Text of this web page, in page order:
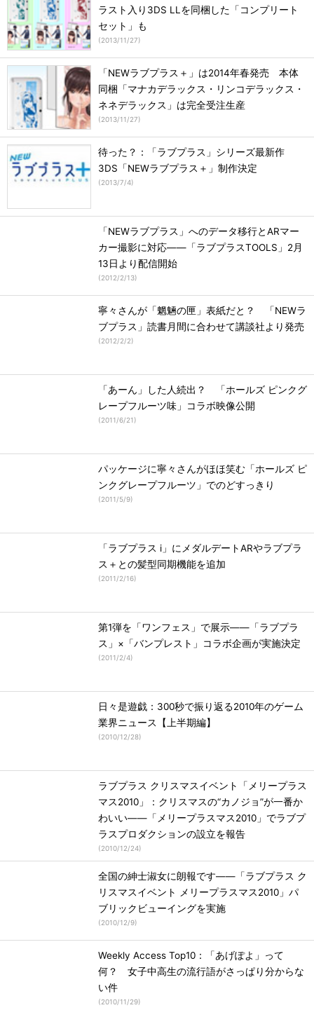
ラスト入り3DS LLを同梱した「コンプリート
セット」も
(2013/11/27)
「NEWラブプラス＋」は2014年春発売 本体
同梱「マナカデラックス・リンコデラックス・
ネネデラックス」は完全受注生産
(2013/11/27)
待った？：「ラブプラス」シリーズ最新作
3DS「NEWラブプラス＋」制作決定
(2013/7/4)
「NEWラブプラス」へのデータ移行とARマー
カー撮影に対応――「ラブプラスTOOLS」2月
13日より配信開始
(2012/2/13)
寧々さんが「魍魎の匣」表紙だと？ 「NEWラ
ブプラス」読書月間に合わせて講談社より発売
(2012/2/2)
「あーん」した人続出？ 「ホールズ ピンクグ
レープフルーツ味」コラボ映像公開
(2011/6/21)
パッケージに寧々さんがほほ笑む「ホールズ ピ
ンクグレープフルーツ」でのどすっきり
(2011/5/9)
「ラブプラス i」にメダルデートARやラブプラ
ス＋との髪型同期機能を追加
(2011/2/16)
第1弾を「ワンフェス」で展示――「ラブプラ
ス」×「バンプレスト」コラボ企画が実施決定
(2011/2/4)
日々是遊戯：300秒で振り返る2010年のゲーム
業界ニュース【上半期編】
(2010/12/28)
ラブプラス クリスマスイベント「メリープラス
マス2010」：クリスマスの“カノジョ”が一番か
わいい――「メリープラスマス2010」でラブプ
ラスプロダクションの設立を報告
(2010/12/24)
全国の紳士淑女に朗報です――「ラブプラス ク
リスマスイベント メリープラスマス2010」パ
ブリックビューイングを実施
(2010/12/9)
Weekly Access Top10：「あげぽよ」って
何？ 女子中高生の流行語がさっぱり分からな
い件
(2010/11/29)